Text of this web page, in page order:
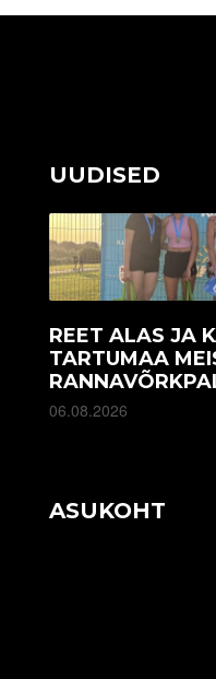
UUDISED
REET ALAS JA
TARTUMAA
06.08.2026
ASUKOHT